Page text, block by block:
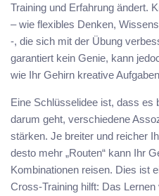
Training und Erfahrung ändert.
– wie flexibles Denken,
-, die sich mit der Übung
garantiert kein Genie, kann
wie Ihr Gehirn kreative
Eine Schlüsselidee ist, dass es
darum geht, verschiedene
stärken. Je breiter und reicher
desto mehr „Routen“ kann Ihr
Kombinationen reisen. Dies ist
Cross-Training hilft: Das